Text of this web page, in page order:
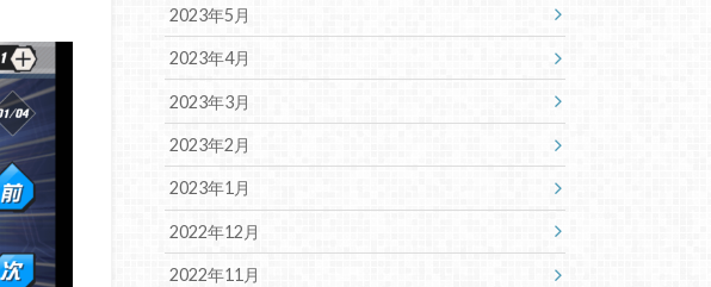
2023年5月
2023年4月
2023年3月
2023年2月
2023年1月
2022年12月
2022年11月